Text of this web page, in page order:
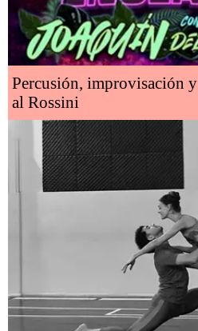
Percusión, improvisación
al Rossini